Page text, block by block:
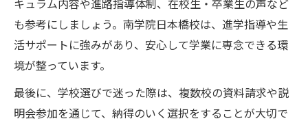
キュラム内容や進路指導体制、在校生・卒業生の声など
も参考にしましょう。南学院日本橋校は、進学指導や生
活サポートに強みがあり、安心して学業に専念できる環
境が整っています。
最後に、学校選びで迷った際は、複数校の資料請求や説
明会参加を通じて、納得のいく選択をすることが大切で